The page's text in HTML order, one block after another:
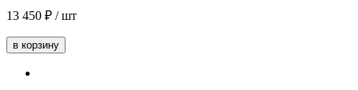
13 450 ₽ / шт
в корзину